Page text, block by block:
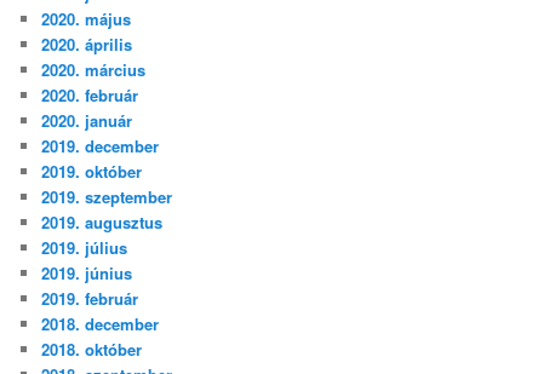
2020. május
2020. április
2020. március
2020. február
2020. január
2019. december
2019. október
2019. szeptember
2019. augusztus
2019. július
2019. június
2019. február
2018. december
2018. október